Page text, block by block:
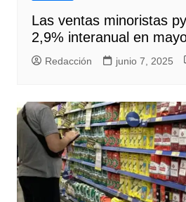
Las ventas minoristas
2,9% interanual en
Redacción junio 7, 2025